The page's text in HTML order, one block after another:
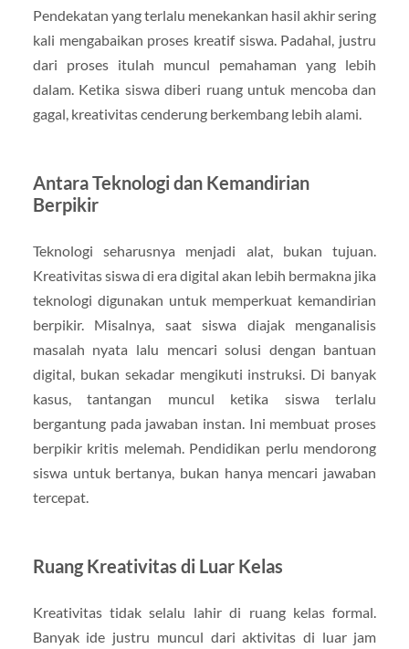
Pendekatan yang terlalu menekankan hasil akhir sering
kali mengabaikan proses kreatif siswa. Padahal, justru
dari proses itulah muncul pemahaman yang lebih
dalam. Ketika siswa diberi ruang untuk mencoba dan
gagal, kreativitas cenderung berkembang lebih alami.
Antara Teknologi dan Kemandirian
Berpikir
Teknologi seharusnya menjadi alat, bukan tujuan.
Kreativitas siswa di era digital akan lebih bermakna jika
teknologi digunakan untuk memperkuat kemandirian
berpikir. Misalnya, saat siswa diajak menganalisis
masalah nyata lalu mencari solusi dengan bantuan
digital, bukan sekadar mengikuti instruksi. Di banyak
kasus, tantangan muncul ketika siswa terlalu
bergantung pada jawaban instan. Ini membuat proses
berpikir kritis melemah. Pendidikan perlu mendorong
siswa untuk bertanya, bukan hanya mencari jawaban
tercepat.
Ruang Kreativitas di Luar Kelas
Kreativitas tidak selalu lahir di ruang kelas formal.
Banyak ide justru muncul dari aktivitas di luar jam